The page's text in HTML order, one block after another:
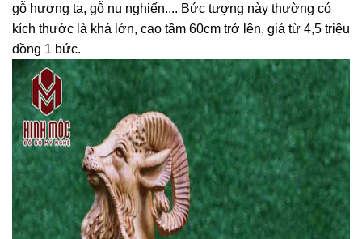
gỗ hương ta, gỗ nu nghiến.... Bức tượng này thường có
kích thước là khá lớn, cao tầm 60cm trở lên, giá từ 4,5 triệu
đồng 1 bức.